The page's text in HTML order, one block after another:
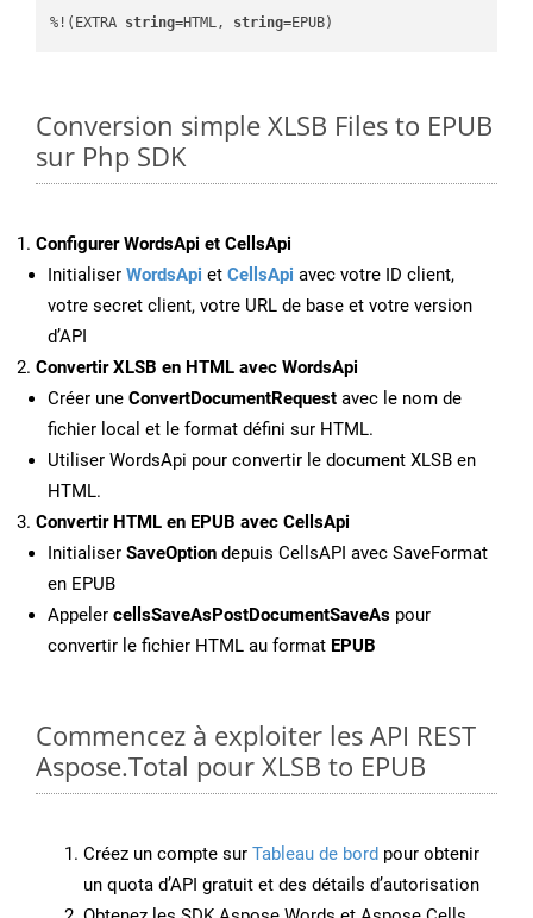
%!(EXTRA string=HTML, string=EPUB)
Conversion simple XLSB Files to EPUB
sur Php SDK
Configurer WordsApi et CellsApi
Initialiser WordsApi et CellsApi avec votre ID client,
votre secret client, votre URL de base et votre version
d’API
Convertir XLSB en HTML avec WordsApi
Créer une ConvertDocumentRequest avec le nom de
fichier local et le format défini sur HTML.
Utiliser WordsApi pour convertir le document XLSB en
HTML.
Convertir HTML en EPUB avec CellsApi
Initialiser SaveOption depuis CellsAPI avec SaveFormat
en EPUB
Appeler cellsSaveAsPostDocumentSaveAs pour
convertir le fichier HTML au format EPUB
Commencez à exploiter les API REST
Aspose.Total pour XLSB to EPUB
Créez un compte sur Tableau de bord pour obtenir
un quota d’API gratuit et des détails d’autorisation